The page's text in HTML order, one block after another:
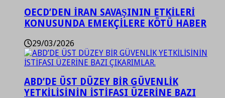
OECD’DEN İRAN SAVAŞININ ETKİLERİ
KONUSUNDA EMEKÇİLERE KÖTÜ HABER
29/03/2026
ABD’DE ÜST DÜZEY BİR GÜVENLİK
YETKİLİSİNİN İSTİFASI ÜZERİNE BAZI